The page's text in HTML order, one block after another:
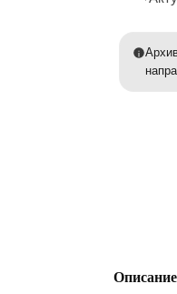
Описание